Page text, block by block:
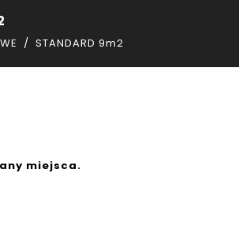
STANDARD 9m2
miejsca.